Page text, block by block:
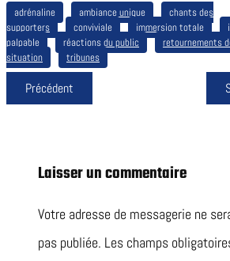
adrénaline ambiance unique
chants des
supporters
conviviale immersion totale
palpable
réactions du public
retournements
situation
tribunes
Précédent
Laisser un commentaire
Votre adresse de messagerie ne
pas publiée. Les champs